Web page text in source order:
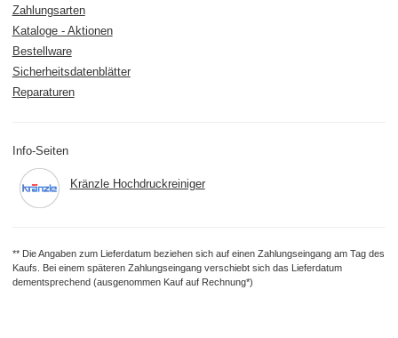
Zahlungsarten
Kataloge - Aktionen
Bestellware
Sicherheitsdatenblätter
Reparaturen
Info-Seiten
Kränzle Hochdruckreiniger
** Die Angaben zum Lieferdatum beziehen sich auf einen Zahlungseingang am Tag des
Kaufs. Bei einem späteren Zahlungseingang verschiebt sich das Lieferdatum
dementsprechend (ausgenommen Kauf auf Rechnung*)